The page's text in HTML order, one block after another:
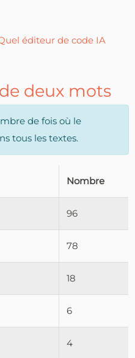
éditeur de code IA
deux mots
de fois où le
tous les textes.
Nombre
96
78
18
6
4